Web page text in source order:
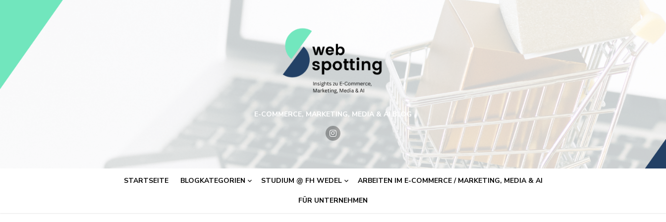
E-COMMERCE, MARKETING, MEDIA & AI BLOG
STARTSEITE BLOGKATEGORIEN STUDIUM @ FH WEDEL ARBEITEN IM E-COMMERCE / MARKETING, MEDIA & AI
FÜR UNTERNEHMEN